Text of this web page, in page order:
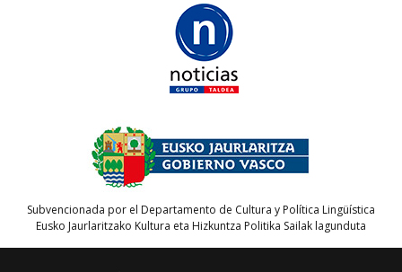
Subvencionada por el Departamento de Cultura y Política Lingüística
Eusko Jaurlaritzako Kultura eta Hizkuntza Politika Sailak lagunduta